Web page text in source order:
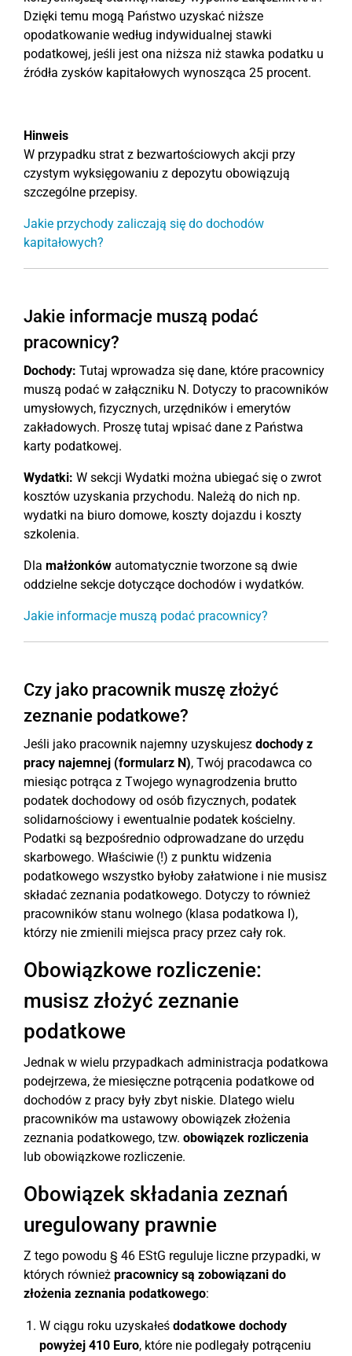
Dzięki temu mogą Państwo uzyskać niższe
opodatkowanie według indywidualnej stawki
podatkowej, jeśli jest ona niższa niż stawka podatku u
źródła zysków kapitałowych wynosząca 25 procent.
Hinweis
W przypadku strat z bezwartościowych akcji przy
czystym wyksięgowaniu z depozytu obowiązują
szczególne przepisy.
Jakie przychody zaliczają się do dochodów
kapitałowych?
Jakie informacje muszą podać
pracownicy?
Dochody: Tutaj wprowadza się dane, które pracownicy
muszą podać w załączniku N. Dotyczy to pracowników
umysłowych, fizycznych, urzędników i emerytów
zakładowych. Proszę tutaj wpisać dane z Państwa
karty podatkowej.
Wydatki: W sekcji Wydatki można ubiegać się o zwrot
kosztów uzyskania przychodu. Należą do nich np.
wydatki na biuro domowe, koszty dojazdu i koszty
szkolenia.
Dla małżonków automatycznie tworzone są dwie
oddzielne sekcje dotyczące dochodów i wydatków.
Jakie informacje muszą podać pracownicy?
Czy jako pracownik muszę złożyć
zeznanie podatkowe?
Jeśli jako pracownik najemny uzyskujesz dochody z
pracy najemnej (formularz N), Twój pracodawca co
miesiąc potrąca z Twojego wynagrodzenia brutto
podatek dochodowy od osób fizycznych, podatek
solidarnościowy i ewentualnie podatek kościelny.
Podatki są bezpośrednio odprowadzane do urzędu
skarbowego. Właściwie (!) z punktu widzenia
podatkowego wszystko byłoby załatwione i nie musisz
składać zeznania podatkowego. Dotyczy to również
pracowników stanu wolnego (klasa podatkowa I),
którzy nie zmienili miejsca pracy przez cały rok.
Obowiązkowe rozliczenie:
musisz złożyć zeznanie
podatkowe
Jednak w wielu przypadkach administracja podatkowa
podejrzewa, że miesięczne potrącenia podatkowe od
dochodów z pracy były zbyt niskie. Dlatego wielu
pracowników ma ustawowy obowiązek złożenia
zeznania podatkowego, tzw. obowiązek rozliczenia
lub obowiązkowe rozliczenie.
Obowiązek składania zeznań
uregulowany prawnie
Z tego powodu § 46 EStG reguluje liczne przypadki, w
których również pracownicy są zobowiązani do
złożenia zeznania podatkowego:
W ciągu roku uzyskałeś dodatkowe dochody
powyżej 410 Euro, które nie podlegały potrąceniu